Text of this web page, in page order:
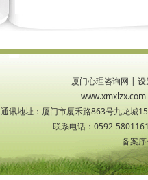
厦门心理咨询网 | 设
通讯地址：厦门市厦禾路863号九龙城
联系电话：0592-
备案